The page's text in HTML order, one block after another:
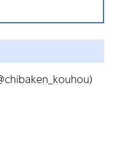
chibaken_kouhou）